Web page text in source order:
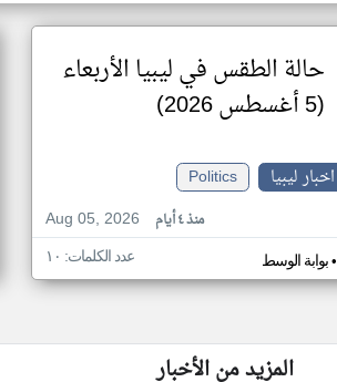
حالة الطقس في ليبيا الأربعاء
(5 أغسطس 2026)
اخبار ليبيا
Politics
Aug 05, 2026
منذ ٤ أيام
بوابة الوسط• عدد الكلمات: ١٠
المزيد من الأخبار